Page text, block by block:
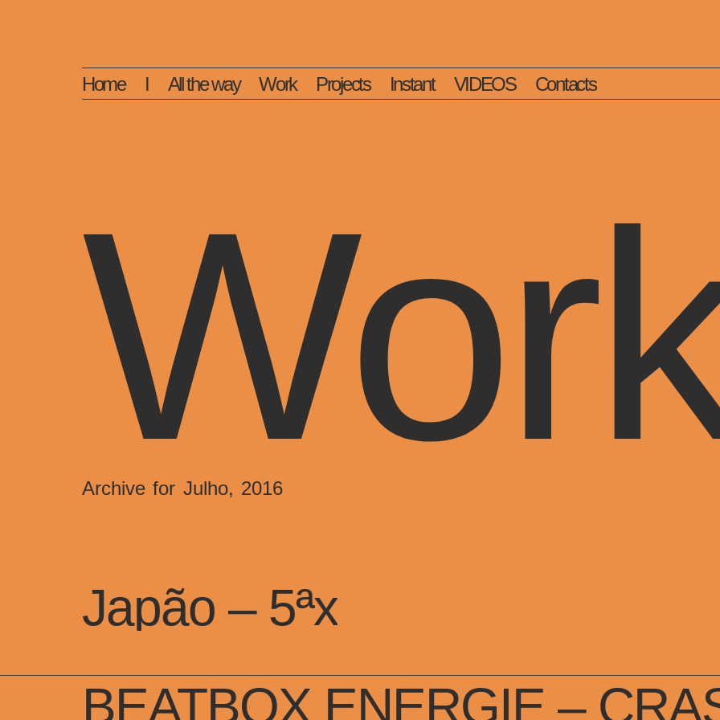
Home I All the way Work Projects Instant VIDEOS Contacts
Archive for Julho, 2016
Japão – 5ªx
brunoestima
BEATBOX ENERGIE –